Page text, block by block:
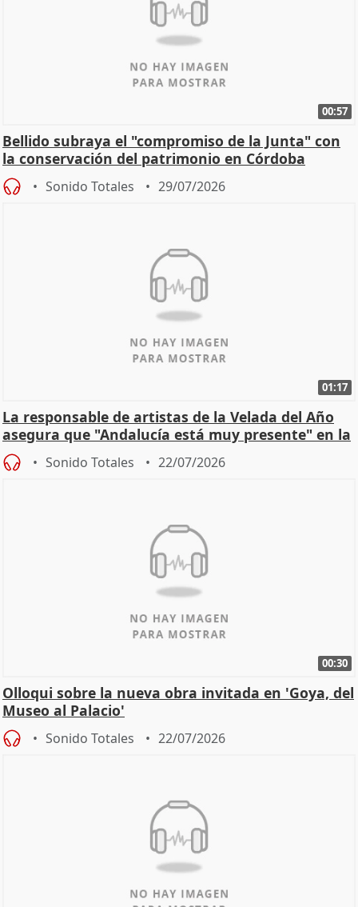
00:57
Bellido subraya el "compromiso de la Junta" con
la conservación del patrimonio en Córdoba
Sonido Totales 29/07/2026
01:17
La responsable de artistas de la Velada del Año
asegura que "Andalucía está muy presente" en la
cita
Sonido Totales 22/07/2026
00:30
Olloqui sobre la nueva obra invitada en 'Goya, del
Museo al Palacio'
Sonido Totales 22/07/2026